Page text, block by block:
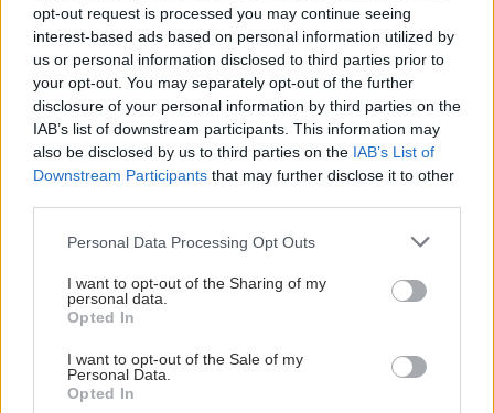
opt-out request is processed you may continue seeing
interest-based ads based on personal information utilized by
us or personal information disclosed to third parties prior to
your opt-out. You may separately opt-out of the further
disclosure of your personal information by third parties on the
IAB’s list of downstream participants. This information may
also be disclosed by us to third parties on the IAB’s List of
Downstream Participants that may further disclose it to other
Please note that this website/app uses one or more Google
not limited to your visit or usage behaviour. You may click to
grant or deny consent to Google and its third-party tags to
use your data for below specified purposes in below Google
consent section.
Personal Data Processing Opt Outs
I want to opt-out of the Sharing of my
personal data.
Opted In
I want to opt-out of the Sale of my
Personal Data.
Opted In